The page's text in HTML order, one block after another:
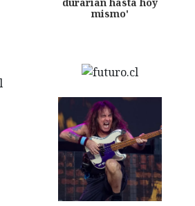
durarían hasta hoy
mismo'